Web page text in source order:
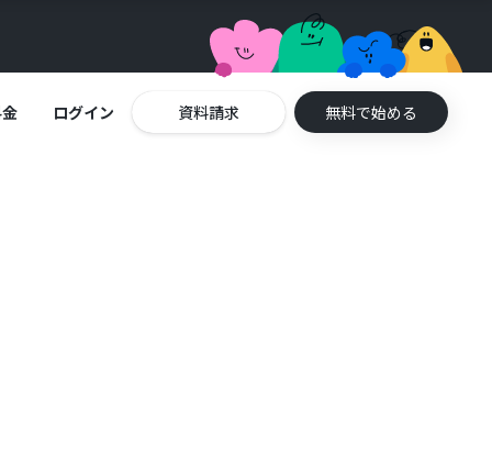
ログイン 資料請求 無料で始める